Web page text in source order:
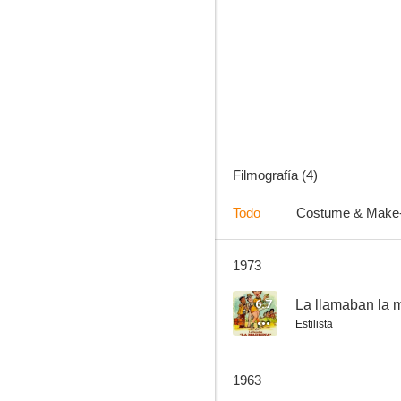
Filmografía (4)
Todo Costume &
1973
6.7 La llamaban la
Estilista
1963